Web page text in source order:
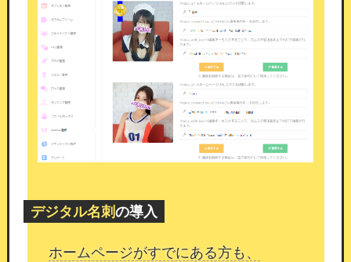
記事コンテンツを通じて検索からの新規流入を増
やしながら、
顧客管理・通知・クーポンなどの既
存機能と連携した一体的な店舗運営をご実現いた
だけます。
今後も、安全で運用しやすい機能改善を
まいります。
引き続きカムスタをよろしくお願い
いたします。
機能 会員制口コミ管理の運用マニュアル
デジタル名刺の導入
ホームページがすでにある方も、